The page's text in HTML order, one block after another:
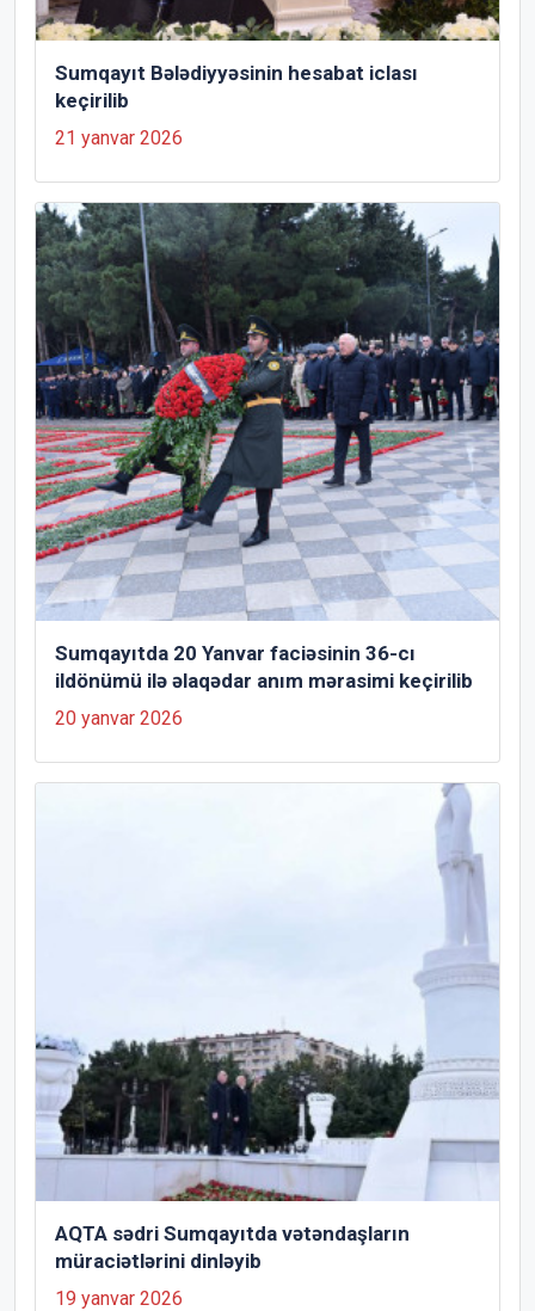
Sumqayıt Bələdiyyəsinin hesabat iclası
keçirilib
21 yanvar 2026
Sumqayıtda 20 Yanvar faciəsinin 36-cı
ildönümü ilə əlaqədar anım mərasimi keçirilib
20 yanvar 2026
AQTA sədri Sumqayıtda vətəndaşların
müraciətlərini dinləyib
19 yanvar 2026